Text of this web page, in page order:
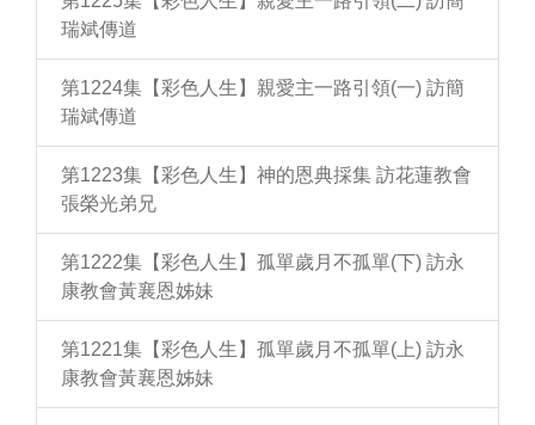
瑞斌傳道
第1224集【彩色人生】親愛主一路引領(一) 訪簡
瑞斌傳道
第1223集【彩色人生】神的恩典採集 訪花蓮教會
張榮光弟兄
第1222集【彩色人生】孤單歲月不孤單(下) 訪永
康教會黃襄恩姊妹
第1221集【彩色人生】孤單歲月不孤單(上) 訪永
康教會黃襄恩姊妹